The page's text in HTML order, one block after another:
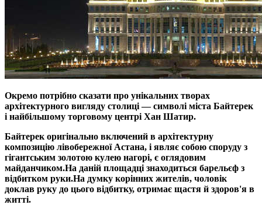
Окремо потрібно сказати про унікальних творах
архітектурного вигляду столиці — символі міста Байтерек
і найбільшому торговому центрі Хан Шатир.
Байтерек оригінально включений в архітектурну
композицію лівобережної Астана, і являє собою споруду з
гігантським золотою кулею нагорі, є оглядовим
майданчиком.На даній площадці знаходиться барельєф з
відбитком руки.На думку корінних жителів, чоловік
доклав руку до цього відбитку, отримає щастя й здоров'я в
житті.